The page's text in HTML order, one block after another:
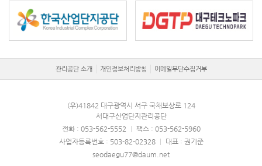
관리공단 소개 개인정보처리방침 이메일무단수집거부
(우)41842 대구광역시 서구 국채보상로 124
서대구산업단지관리공단
전화 : 053-562-5552
팩스 : 053-562-5960
사업자등록번호 : 503-82-02328
대표 : 권기준
seodaegu77@daum.net